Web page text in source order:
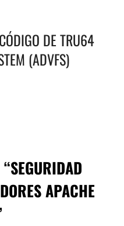
DE TRU64
(ADVFS)
SEGURIDAD
APACHE